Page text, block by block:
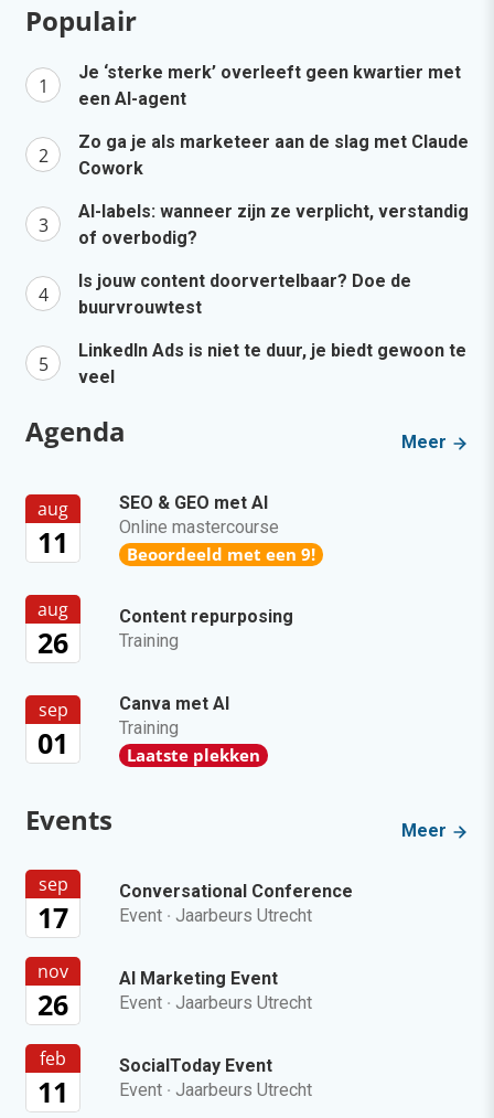
Populair
Je ‘sterke merk’ overleeft geen kwartier met
een AI-agent
Zo ga je als marketeer aan de slag met Claude
Cowork
AI-labels: wanneer zijn ze verplicht, verstandig
of overbodig?
Is jouw content doorvertelbaar? Doe de
buurvrouwtest
LinkedIn Ads is niet te duur, je biedt gewoon te
veel
Agenda Meer
aug
11
SEO & GEO met AI
Online mastercourse
Beoordeeld met een 9!
aug
26
Content repurposing
Training
sep
01
Canva met AI
Training
Laatste plekken
Events Meer
sep
17
Conversational Conference
Event · Jaarbeurs Utrecht
nov
26
AI Marketing Event
Event · Jaarbeurs Utrecht
feb
11
SocialToday Event
Event · Jaarbeurs Utrecht